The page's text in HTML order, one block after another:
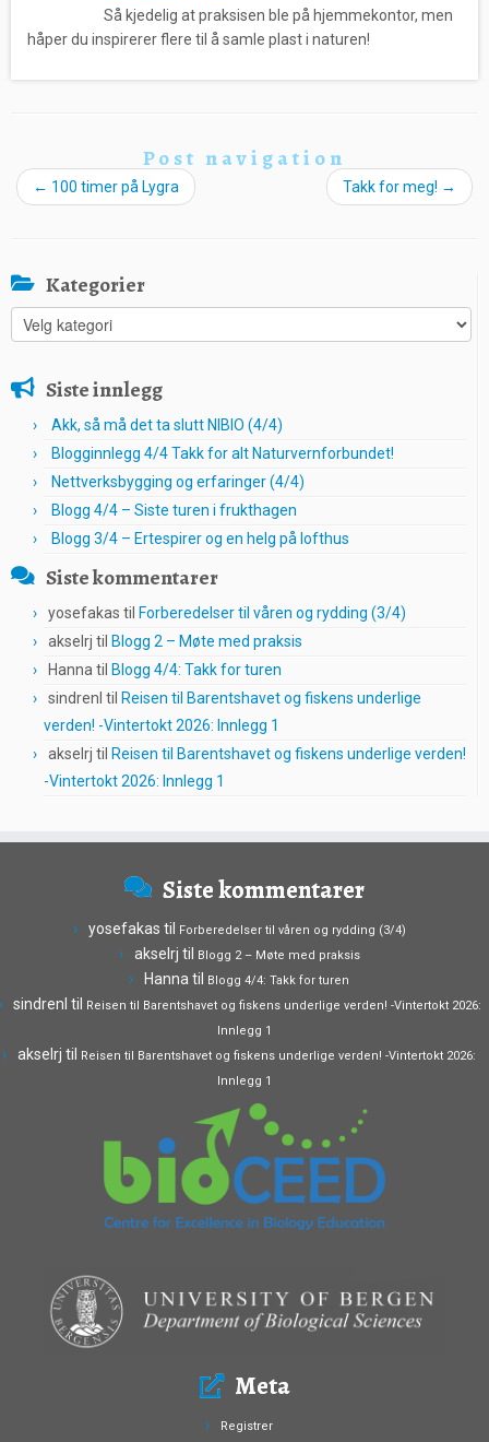
Så kjedelig at praksisen ble på hjemmekontor, men
håper du inspirerer flere til å samle plast i naturen!
Post navigation
← 100 timer på Lygra Takk for meg! →
Kategorier
Kategorier
Siste innlegg
Akk, så må det ta slutt NIBIO (4/4)
Blogginnlegg 4/4 Takk for alt Naturvernforbundet!
Nettverksbygging og erfaringer (4/4)
Blogg 4/4 – Siste turen i frukthagen
Blogg 3/4 – Ertespirer og en helg på lofthus
Siste kommentarer
yosefakas til Forberedelser til våren og rydding (3/4)
akselrj til Blogg 2 – Møte med praksis
Hanna til Blogg 4/4: Takk for turen
sindrenl til Reisen til Barentshavet og fiskens underlige
verden! -Vintertokt 2026: Innlegg 1
akselrj til Reisen til Barentshavet og fiskens underlige verden!
-Vintertokt 2026: Innlegg 1
Siste kommentarer
yosefakas til Forberedelser til våren og rydding (3/4)
akselrj til Blogg 2 – Møte med praksis
Hanna til Blogg 4/4: Takk for turen
sindrenl til Reisen til Barentshavet og fiskens underlige verden! -Vintertokt 2026:
Innlegg 1
akselrj til Reisen til Barentshavet og fiskens underlige verden! -Vintertokt 2026:
Innlegg 1
Meta
Registrer